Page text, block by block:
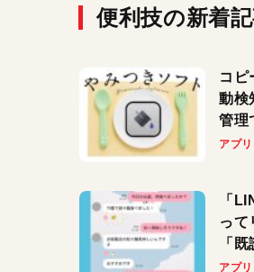
便利技の新着
コピ
動検
管理
アプリ
「
って
「
きに
アプリ